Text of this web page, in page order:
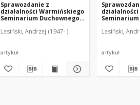
Sprawozdanie z
działalności Warmińskiego
Seminarium Duchownego
rok akademicki 1985/1986
Lesiński, Andrzej (1947- )
artykuł
rok
Lesiński,
artykuł